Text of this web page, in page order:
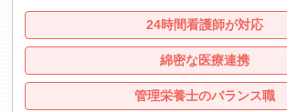
24時間看護師が対応
綿密な医療連携
管理栄養士のバランス職